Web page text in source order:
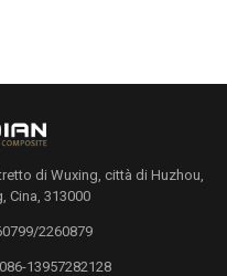
di Wuxing, città di Huzhou,
Cina, 313000
2260879
13957282128